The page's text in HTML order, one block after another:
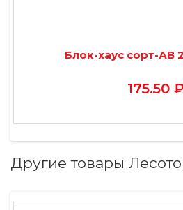
Блок-хаус сорт-АВ
175.50
Другие товары